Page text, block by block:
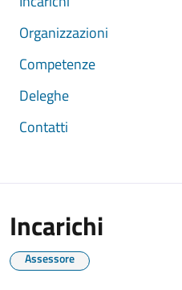
Organizzazioni
Competenze
Deleghe
Contatti
Incarichi
Assessore